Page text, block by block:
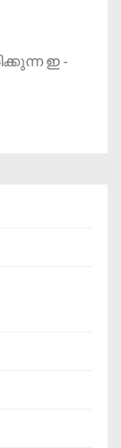
ഇ -